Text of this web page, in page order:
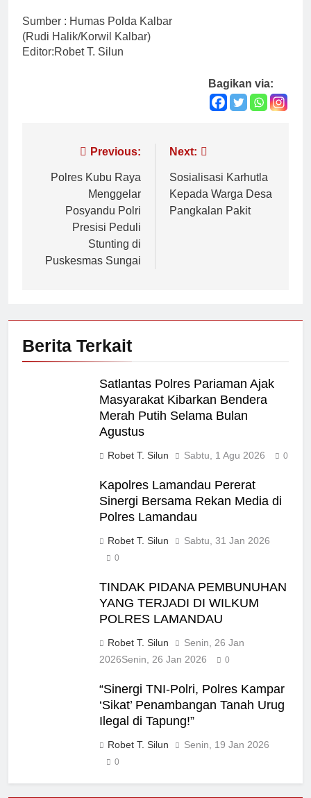
Sumber : Humas Polda Kalbar
(Rudi Halik/Korwil Kalbar)
Editor:Robet T. Silun
Bagikan via:
Navigasi
pos
Previous:
Polres Kubu Raya
Menggelar
Posyandu Polri
Presisi Peduli
Stunting di
Puskesmas Sungai
Next:
Sosialisasi Karhutla
Kepada Warga Desa
Pangkalan Pakit
Berita Terkait
Satlantas Polres Pariaman Ajak
Masyarakat Kibarkan Bendera
Merah Putih Selama Bulan
Agustus
Robet T. Silun Sabtu, 1 Agu 2026 0
Kapolres Lamandau Pererat
Sinergi Bersama Rekan Media di
Polres Lamandau
Robet T. Silun Sabtu, 31 Jan 2026
0
TINDAK PIDANA PEMBUNUHAN
YANG TERJADI DI WILKUM
POLRES LAMANDAU
Robet T. Silun
Senin, 26 Jan
2026Senin, 26 Jan 2026 0
“Sinergi TNI-Polri, Polres Kampar
‘Sikat’ Penambangan Tanah Urug
Ilegal di Tapung!”
Robet T. Silun Senin, 19 Jan 2026
0